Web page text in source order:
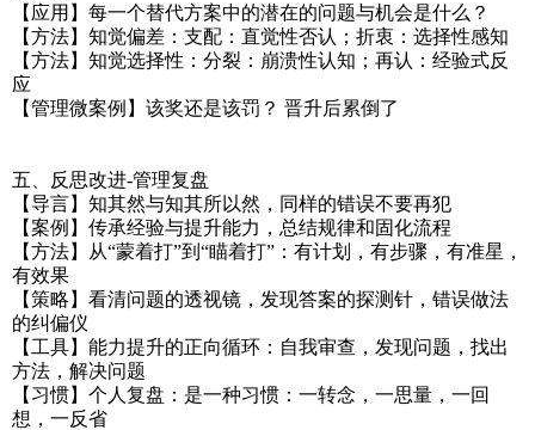
【应用】每一个替代方案中的潜在的问题与机会是什么？
【方法】知觉偏差：支配：直觉性否认；折衷：选择性感知
【方法】知觉选择性：分裂：崩溃性认知；再认：经验式反
应
【管理微案例】该奖还是该罚？ 晋升后累倒了
五、反思改进-管理复盘
【导言】知其然与知其所以然，同样的错误不要再犯
【案例】传承经验与提升能力，总结规律和固化流程
【方法】从“蒙着打”到“瞄着打”：有计划，有步骤，有准星，
有效果
【策略】看清问题的透视镜，发现答案的探测针，错误做法
的纠偏仪
【工具】能力提升的正向循环：自我审查，发现问题，找出
方法，解决问题
【习惯】个人复盘：是一种习惯：一转念，一思量，一回
想，一反省